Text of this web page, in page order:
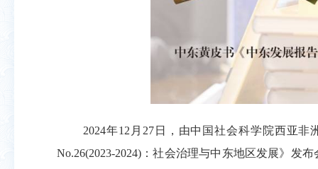
2024年12月 27日，由中国社会科学院西亚非
No.26(2023-2024) ：社会治理与中东地区发展》发